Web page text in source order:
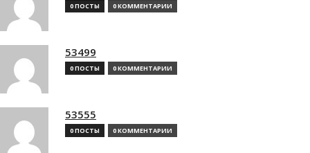
0 ПОСТЫ 0 КОММЕНТАРИИ
53499
0 ПОСТЫ 0 КОММЕНТАРИИ
53555
0 ПОСТЫ 0 КОММЕНТАРИИ